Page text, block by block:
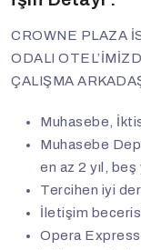
CROWNE PLAZA
ODALI
ÇALIŞMA
Muhasebe,
Muhasebe
en az 2 yıl, beş
Tercihen iyi
İletişim
Opera